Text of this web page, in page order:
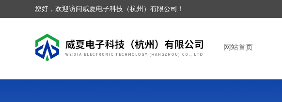
您好，欢迎访问威夏电子科技（杭州）有限公司！
网站首页